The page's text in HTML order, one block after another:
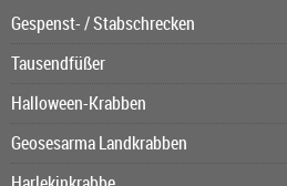
Gespenst- / Stabschrecken
Tausendfüßer
Halloween-Krabben
Geosesarma Landkrabben